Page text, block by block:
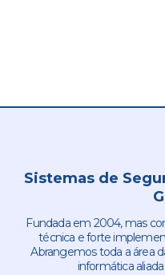
Sistemas de
Fundada em 2004, mas
técnica e forte
Abrangemos toda a área
informática